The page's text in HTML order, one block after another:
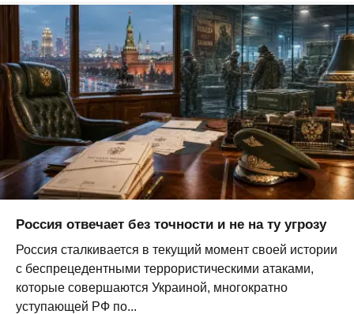
Россия отвечает без точности и не на ту угрозу
Россия сталкивается в текущий момент своей истории
с беспрецедентными террористическими атаками,
которые совершаются Украиной, многократно
уступающей РФ по...